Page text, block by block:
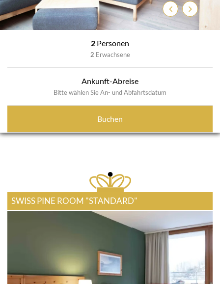
ZurückWeiter
2 Personen
2 Erwachsene
Ankunft-Abreise
Bitte wählen Sie An- und Abfahrtsdatum
Buchen
SWISS PINE ROOM "STANDARD"